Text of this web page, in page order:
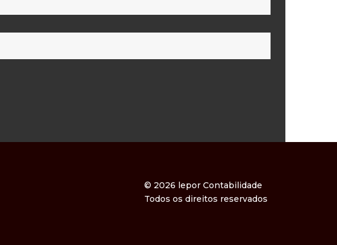
© 2026 lepor Contabilidade
Todos os direitos reservados